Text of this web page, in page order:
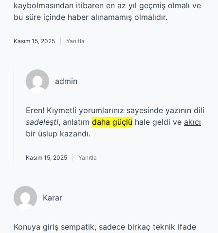
kaybolmasından itibaren en az yıl geçmiş olmalı ve
bu süre içinde haber alınamamış olmalıdır.
Kasım 15, 2025 Yanıtla
admin
Eren! Kıymetli yorumlarınız sayesinde yazının dili
sadeleşti, anlatım daha güçlü hale geldi ve akıcı
bir üslup kazandı.
Kasım 15, 2025 Yanıtla
Karar
Konuya giriş sempatik, sadece birkaç teknik ifade